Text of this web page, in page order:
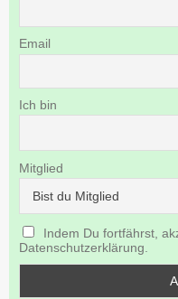
Email
Ich bin
Mitglied
Indem Du fortfährst,
Datenschutzerklärung.